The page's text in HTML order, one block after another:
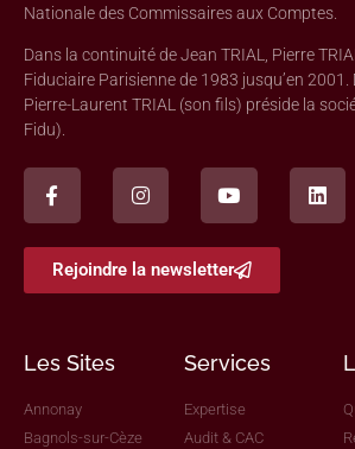
Nationale des Commissaires aux Comptes.
Dans la continuité de Jean TRIAL, Pierre
Fiduciaire Parisienne de 1983 jusqu’en
Pierre-Laurent TRIAL (son fils) préside la
Fidu).
Rejoindre la newsletter
Les Sites
Annonay
Bagnols-sur-Cèze
Services
Expertise
Audit & CAC